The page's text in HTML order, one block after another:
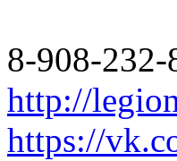
8-908-
http://
https://